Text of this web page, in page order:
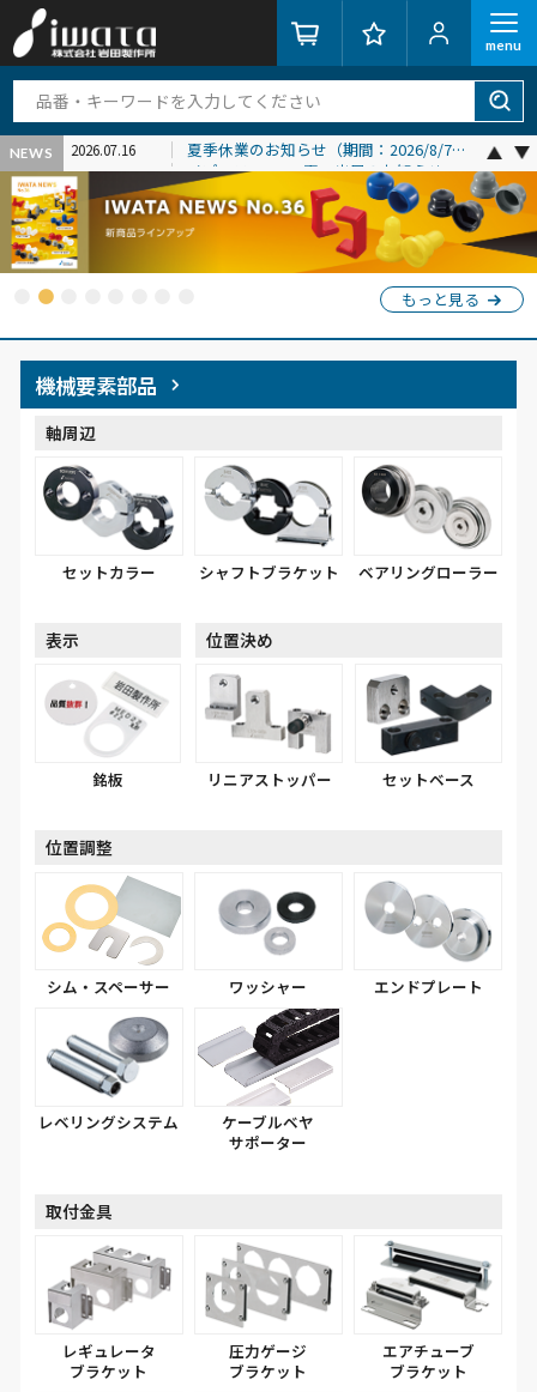
menu
NEWS
2026.08.01
センサエキスポジャパン2026 出展の
お知らせ（会期：2026/9/16〜
2026/9/18）
2026.07.16
夏季休業のお知らせ（期間：2026/8/7 ~
2026/8/16）
2026.07.01
イプロスAI 2026 夏 出展のお知らせ
（会期：2026/7/29〜2026/7/31）
2026.06.25
価格改定のお知らせ（2026年8月1日よ
り）
2026.06.22
ものづくりワールド東京2026 出展の
お知らせ（会期：2026/7/1～
2026.08.01
センサエキスポジャパン2026 出展の
お知らせ（会期：2026/9/16〜
2026/9/18）
もっと見る
機械要素部品
軸周辺
セットカラー シャフトブラケット ベアリングローラー
表示
銘板
位置決め
リニアストッパー セットベース
位置調整
シム・スペーサー ワッシャー エンドプレート
レベリングシステム
ケーブルベヤ
サポーター
取付金具
レギュレータ
ブラケット
圧力ゲージ
ブラケット
エアチューブ
ブラケット